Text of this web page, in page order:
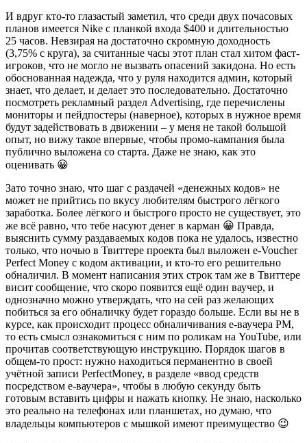
И вдруг кто-то глазастый заметил, что среди двух почасовых
планов имеется Nike с планкой входа $400 и длительностью
25 часов. Невзирая на достаточно скромную доходность
(3,75% с круга), за считанные часы этот план стал хитом фаст-
игроков, что не могло не вызвать опасений закидона. Но есть
обоснованная надежда, что у руля находится админ, который
знает, что делает, и делает это последовательно. Достаточно
посмотреть рекламный раздел Advertising, где перечислены
мониторы и пейдпостеры (наверное), которых в нужное время
будут задействовать в движении – у меня не такой большой
опыт, но вижу такое впервые, чтобы промо-кампания была
публично выложена со старта. Даже не знаю, как это
оценивать 😀
Зато точно знаю, что шаг с раздачей «денежных кодов» не
может не прийтись по вкусу любителям быстрого лёгкого
заработка. Более лёгкого и быстрого просто не существует, это
же всё равно, что тебе насуют денег в карман 😀 Правда,
выяснить сумму раздаваемых кодов пока не удалось, известно
только, что ночью в Твиттере проекта был выложен e-Voucher
Perfect Money с кодом активации, и кто-то его решительно
обналичил. В момент написания этих строк там же в Твиттере
висит сообщение, что скоро появится ещё один ваучер, и
однозначно можно утверждать, что на сей раз желающих
побиться за его обналичку будет гораздо больше. Если вы не в
курсе, как происходит процесс обналичивания е-ваучера PM,
то есть смысл ознакомиться с ним по роликам на YouTube, или
прочитав соответствующую инструкцию. Порядок шагов в
общем-то прост: нужно находиться перманентно в своей
учётной записи PerfectMoney, в разделе «ввод средств
посредством е-ваучера», чтобы в любую секунду быть
готовым вставить цифры и нажать кнопку. Не знаю, насколько
это реально на телефонах или планшетах, но думаю, что
владельцы компьютеров с мышкой имеют преимущество 😉